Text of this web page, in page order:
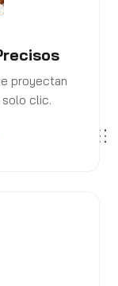
proyectan
solo clic.